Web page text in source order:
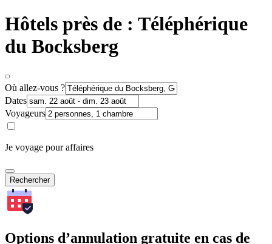
Hôtels près de : Téléphérique
du Bocksberg
Où allez-vous ?
Dates
Voyageurs
Je voyage pour affaires
Rechercher
Options d’annulation gratuite en cas de